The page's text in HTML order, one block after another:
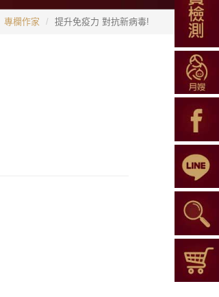
專欄作家 提升免疫力 對抗新病毒!